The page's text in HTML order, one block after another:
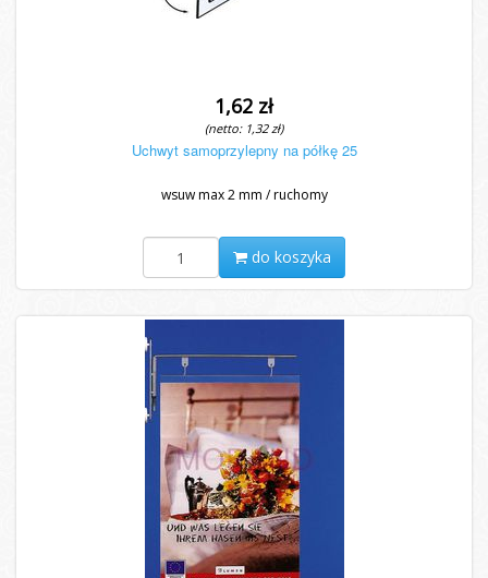
1,62 zł
(netto: 1,32 zł)
Uchwyt samoprzylepny na półkę 25
wsuw max 2 mm / ruchomy
do koszyka